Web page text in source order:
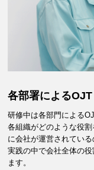
各部署によるOJT
研修中は各部門による
各組織がどのような役
に会社が運営されている
実践の中で会社全体の
ます。